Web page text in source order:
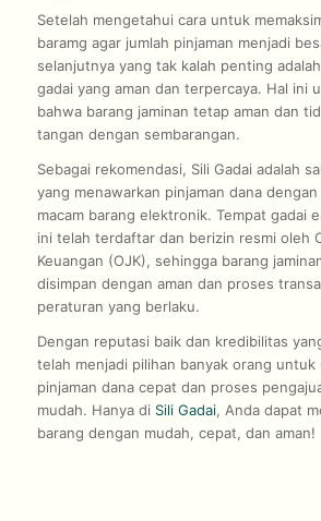
Setelah mengetahui cara untuk
baramg agar jumlah pinjaman menjadi
selanjutnya yang tak kalah penting
gadai yang aman dan terpercaya. Hal ini
bahwa barang jaminan tetap aman dan
tangan dengan sembarangan.
Sebagai rekomendasi, Sili Gadai adalah
yang menawarkan pinjaman dana
macam barang elektronik. Tempat gadai
ini telah terdaftar dan berizin resmi oleh
Keuangan (OJK), sehingga barang
disimpan dengan aman dan proses
peraturan yang berlaku.
Dengan reputasi baik dan kredibilitas
telah menjadi pilihan banyak orang untuk
pinjaman dana cepat dan proses
mudah. Hanya di Sili Gadai, Anda dapat
barang dengan mudah, cepat, dan aman!